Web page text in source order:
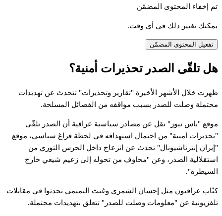
تم إخفاء المحتوى المضمّن
يمكنك تغيير ذلك في أي وقت.
تفعيل المحتوى المضمّن
هل تلقّى الصدر تحذيرات أمنية؟
ظهرت خلال الأشهر الأخيرة "تقارير وتحذيرات" تتحدث عن تهديدات
محتملة وصلت للصدر بسبب مواقفه من الفصائل المسلحة.
موقع "ناس نيوز" نقل عن مصادر سياسية عراقية أن الصدر تلقّى
"تحذيرات أمنية" من احتمال استهدافه في لحظة فراغ سياسي، موقع
"إيران إنترناشيونال" تحدث عن انزعاج داخل الحرس الثوري من
استقلالية الصدر، وعن "مخاوف من تحوله إلى زعيم شيعي خارج
السيطرة".
كتّاب عراقيون مثل إحسان الشمري وغيث التميمي تحدثوا في مقابلات
تلفزيونية عن "معلومات وصلت للصدر" تتعلق بتهديدات محتملة.